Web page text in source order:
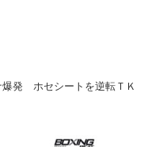
爆発 ホセシートを逆転ＴＫ